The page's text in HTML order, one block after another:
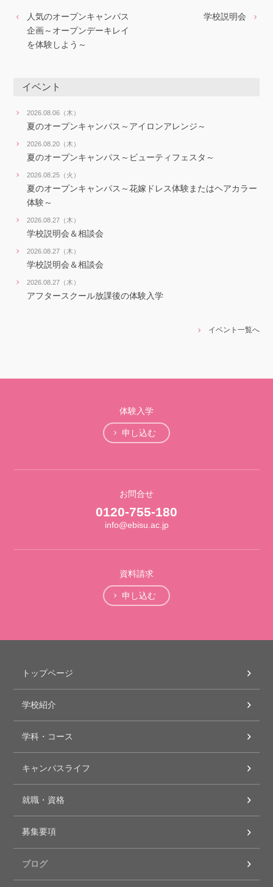
人気のオープンキャンパス
企画～オープンデーキレイ
を体験しよう～
学校説明会
イベント
2026.08.06（木）
夏のオープンキャンパス～アイロンアレンジ～
2026.08.20（木）
夏のオープンキャンパス～ビューティフェスタ～
2026.08.25（火）
夏のオープンキャンパス～花嫁ドレス体験またはヘアカラー
体験～
2026.08.27（木）
学校説明会＆相談会
2026.08.27（木）
学校説明会＆相談会
2026.08.27（木）
アフタースクール放課後の体験入学
イベント一覧へ
体験入学
申し込む
お問合せ
0120-755-180
info@ebisu.ac.jp
資料請求
申し込む
トップページ
学校紹介
学科・コース
キャンパスライフ
就職・資格
募集要項
ブログ